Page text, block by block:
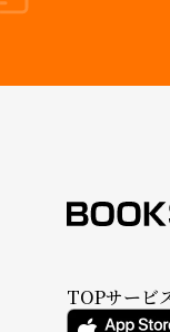
TOPサービ